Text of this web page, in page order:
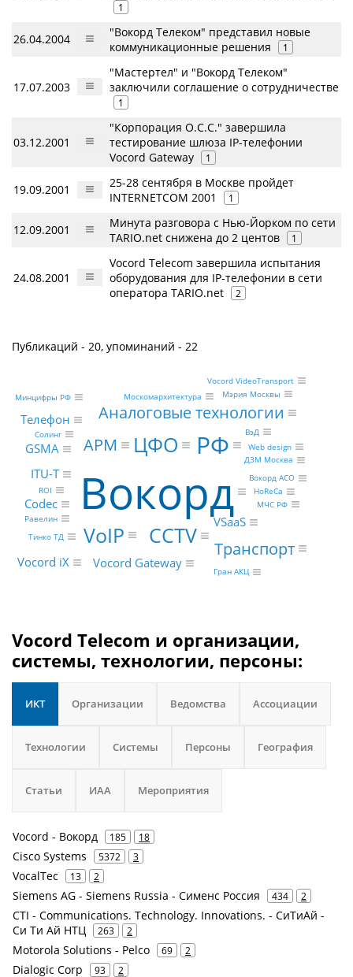
1
26.04.2004
"Вокорд Телеком" представил новые
коммуникационные решения
1
17.07.2003
"Мастертел" и "Вокорд Телеком"
заключили соглашение о сотрудничестве
1
03.12.2001
"Корпорация О.С.С." завершила
тестирование шлюза IP-телефонии
Vocord Gateway
1
19.09.2001
25-28 сентября в Москве пройдет
INTERNETCOM 2001
1
12.09.2001
Минута разговора с Нью-Йорком по сети
TARIO.net снижена до 2 центов
1
24.08.2001
Vocord Telecom завершила испытания
оборудования для IP-телефонии в сети
оператора TARIO.net
2
Публикаций - 20, упоминаний - 22
Вокорд
РФ
ЦФО
VoIP CCTV
АРМ
Аналоговые технологии
Транспорт
VSaaS
Телефон
GSMA
ITU-T
Codec
Vocord iX Vocord Gateway
Равелин
Солинг
Тинко ТД
Гран АКЦ
Минцифры РФ
МЧС РФ
Мэрия Москвы
ДЗМ Москва
Москомархитектура
Vocord VideoTransport
Вокорд АСО
Web design
HoReCa
ROI
ВэД
Vocord Telecom и организации,
системы, технологии, персоны:
ИКТ Организации Ведомства Ассоциации
Технологии Системы Персоны География
Статьи ИАА Мероприятия
Vocord - Вокорд 185 18
Cisco Systems 5372 3
VocalTec 13 2
Siemens AG - Siemens Russia - Сименс Россия 434 2
CTI - Communications. Technology. Innovations. - СиТиАй -
Си Ти Ай НТЦ
263 2
Motorola Solutions - Pelco 69 2
Dialogic Corp 93 2